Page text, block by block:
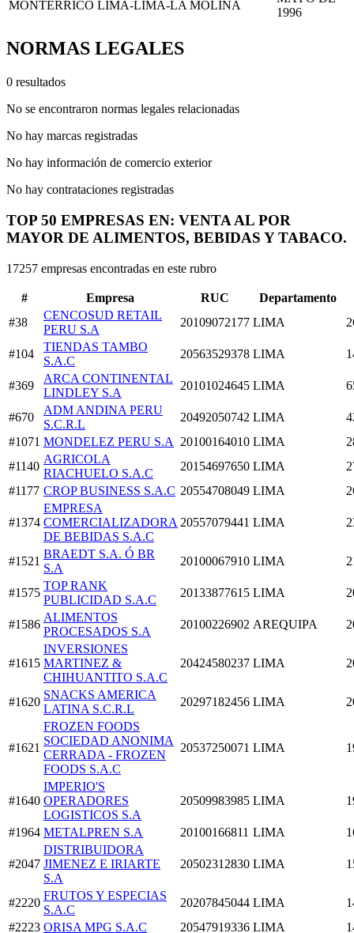
MONTERRICO LIMA-LIMA-LA MOLINA
1996
NORMAS LEGALES
0 resultados
No se encontraron normas legales relacionadas
No hay marcas registradas
No hay información de comercio exterior
No hay contrataciones registradas
TOP 50 EMPRESAS EN: VENTA AL POR
MAYOR DE ALIMENTOS, BEBIDAS Y TABACO.
17257 empresas encontradas en este rubro
# Empresa RUC
Departamento
#38
CENCOSUD RETAIL
PERU S.A
20109072177 LIMA
#104
TIENDAS TAMBO
S.A.C
20563529378 LIMA
#369
ARCA CONTINENTAL
LINDLEY S.A
20101024645 LIMA
#670
ADM ANDINA PERU
S.C.R.L
20492050742 LIMA
#1071 MONDELEZ PERU S.A 20100164010 LIMA
#1140
AGRICOLA
RIACHUELO S.A.C
20154697650 LIMA
#1177 CROP BUSINESS S.A.C 20554708049 LIMA
#1374
EMPRESA
COMERCIALIZADORA
DE BEBIDAS S.A.C
20557079441 LIMA
#1521
BRAEDT S.A. Ó BR
S.A
20100067910 LIMA
#1575
TOP RANK
PUBLICIDAD S.A.C
20133877615 LIMA
#1586
ALIMENTOS
PROCESADOS S.A
20100226902 AREQUIPA
#1615
INVERSIONES
MARTINEZ &
CHIHUANTITO S.A.C
20424580237 LIMA
#1620
SNACKS AMERICA
LATINA S.C.R.L
20297182456 LIMA
#1621
FROZEN FOODS
SOCIEDAD ANONIMA
CERRADA - FROZEN
FOODS S.A.C
20537250071 LIMA
#1640
IMPERIO'S
OPERADORES
LOGISTICOS S.A
20509983985 LIMA
#1964 METALPREN S.A 20100166811 LIMA
#2047
DISTRIBUIDORA
JIMENEZ E IRIARTE
S.A
20502312830 LIMA
#2220
FRUTOS Y ESPECIAS
S.A.C
20207845044 LIMA
#2223 ORISA MPG S.A.C 20547919336 LIMA